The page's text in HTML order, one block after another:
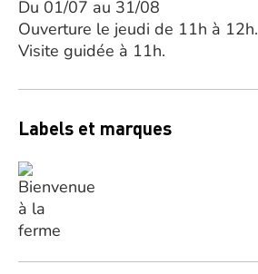
Du 01/07 au 31/08
Ouverture le jeudi de 11h à 12h.
Visite guidée à 11h.
Labels et marques